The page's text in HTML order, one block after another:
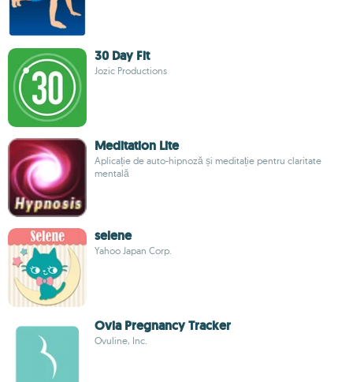
30 Day Fit
Jozic Productions
Meditation Lite
Aplicație de auto-hipnoză și meditație pentru claritate
mentală
selene
Yahoo Japan Corp.
Ovia Pregnancy Tracker
Ovuline, Inc.